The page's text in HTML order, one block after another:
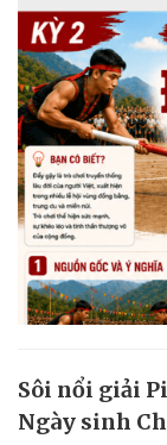
Sôi nổi giải
Ngày sinh